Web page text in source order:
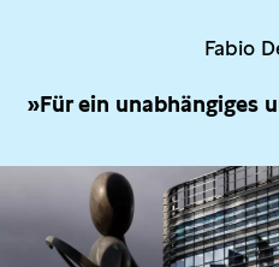
Fabio
»Für ein unabhängiges